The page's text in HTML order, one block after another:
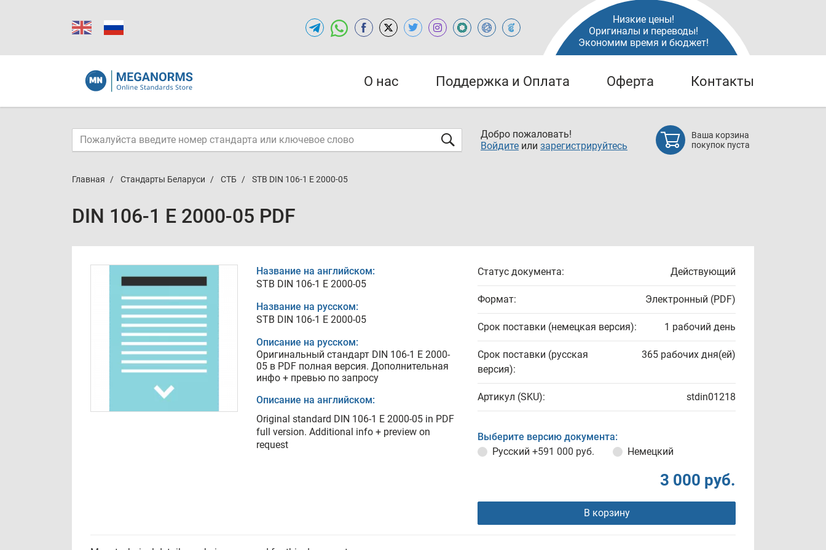
Низкие цены!
Оригиналы и переводы!
Экономим время и бюджет!
О нас Поддержка и Оплата Оферта Контакты
Добро пожаловать!
Войдите или зарегистрируйтесь
Ваша корзина
покупок пуста
Главная Стандарты Беларуси СТБ STB DIN 106-1 E 2000-05
DIN 106-1 E 2000-05 PDF
Название на английском:
STB DIN 106-1 E 2000-05
Название на русском:
STB DIN 106-1 E 2000-05
Описание на русском:
Оригинальный стандарт DIN 106-1 E 2000-
05 в PDF полная версия. Дополнительная
инфо + превью по запросу
Описание на английском:
Original standard DIN 106-1 E 2000-05 in PDF
full version. Additional info + preview on
request
Статус документа: Действующий
Формат: Электронный (PDF)
Срок поставки (немецкая версия): 1 рабочий день
Срок поставки (русская
версия):
365 рабочих дня(ей)
Артикул (SKU): stdin01218
Выберите версию документа:
Русский +591 000 руб. Немецкий
3 000 руб.
В корзину